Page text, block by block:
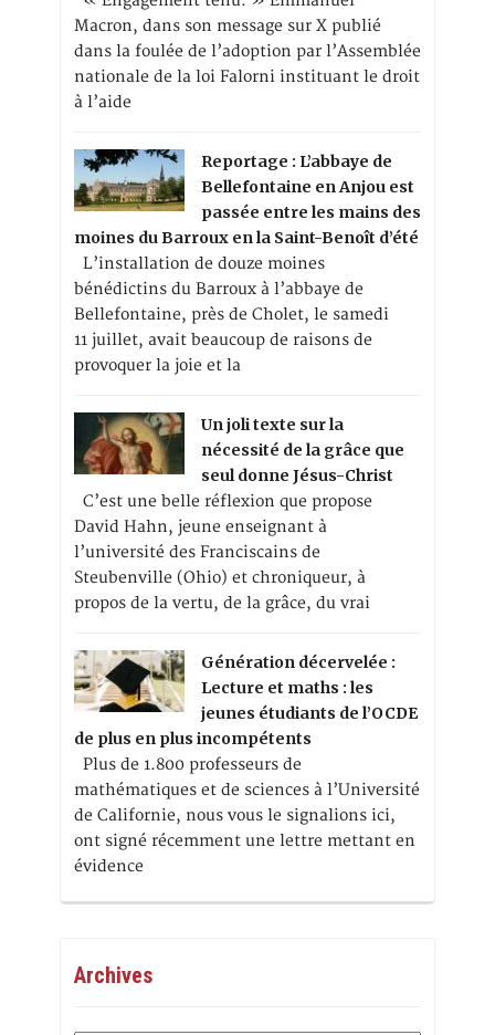
Macron, dans son message sur X publié
dans la foulée de l’adoption par l’Assemblée
nationale de la loi Falorni instituant le droit
à l’aide
Reportage : L’abbaye de
Bellefontaine en Anjou est
passée entre les mains des
moines du Barroux en la Saint-Benoît d’été
L’installation de douze moines
bénédictins du Barroux à l’abbaye de
Bellefontaine, près de Cholet, le samedi
11 juillet, avait beaucoup de raisons de
provoquer la joie et la
Un joli texte sur la
nécessité de la grâce que
seul donne Jésus-Christ
C’est une belle réflexion que propose
David Hahn, jeune enseignant à
l’université des Franciscains de
Steubenville (Ohio) et chroniqueur, à
propos de la vertu, de la grâce, du vrai
Génération décervelée :
Lecture et maths : les
jeunes étudiants de l’OCDE
de plus en plus incompétents
Plus de 1.800 professeurs de
mathématiques et de sciences à l’Université
de Californie, nous vous le signalions ici,
ont signé récemment une lettre mettant en
évidence
Archives